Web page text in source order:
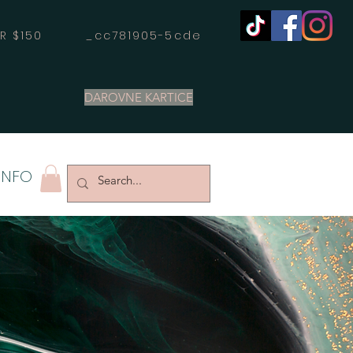
$150 _cc781905-5cde
DAROVNE KARTICE